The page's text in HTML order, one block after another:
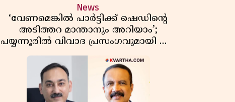
News
‘വേണമെങ്കിൽ പാർട്ടിക്ക് ഷെഡിൻ്റെ
അടിത്തറ മാന്താനും അറിയാം’;
പയ്യന്നൂരിൽ വിവാദ പ്രസംഗവുമായി കെ
കെ രാഗേഷ്